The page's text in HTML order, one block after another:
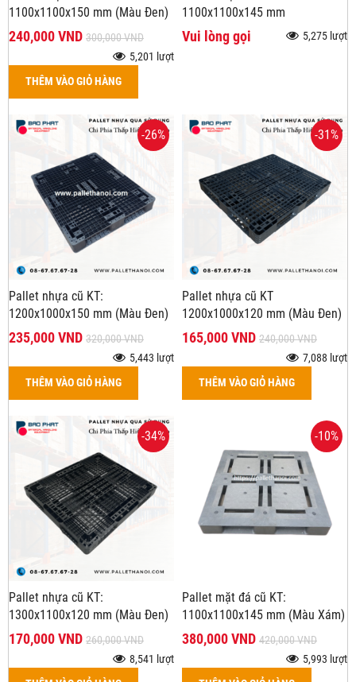
1100x1100x150 mm (Màu Đen)
240,000 VND 300,000 VND
5,201 lượt
THÊM VÀO GIỎ HÀNG
1100x1100x145 mm
Vui lòng gọi 5,275 lượt
-26%
Pallet nhựa cũ KT:
1200x1000x150 mm (Màu Đen)
235,000 VND 320,000 VND
5,443 lượt
THÊM VÀO GIỎ HÀNG
-31%
Pallet nhựa cũ KT
1200x1000x120 mm (Màu Đen)
165,000 VND 240,000 VND
7,088 lượt
THÊM VÀO GIỎ HÀNG
-34%
Pallet nhựa cũ KT:
1300x1100x120 mm (Màu Đen)
170,000 VND 260,000 VND
8,541 lượt
-10%
Pallet mặt đá cũ KT:
1100x1100x145 mm (Màu Xám)
380,000 VND 420,000 VND
5,993 lượt